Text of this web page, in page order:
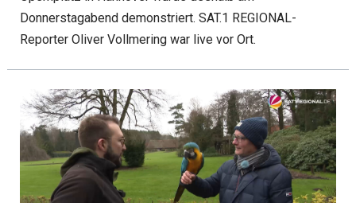
Donnerstagabend demonstriert. SAT.1 REGIONAL-
Reporter Oliver Vollmering war live vor Ort.